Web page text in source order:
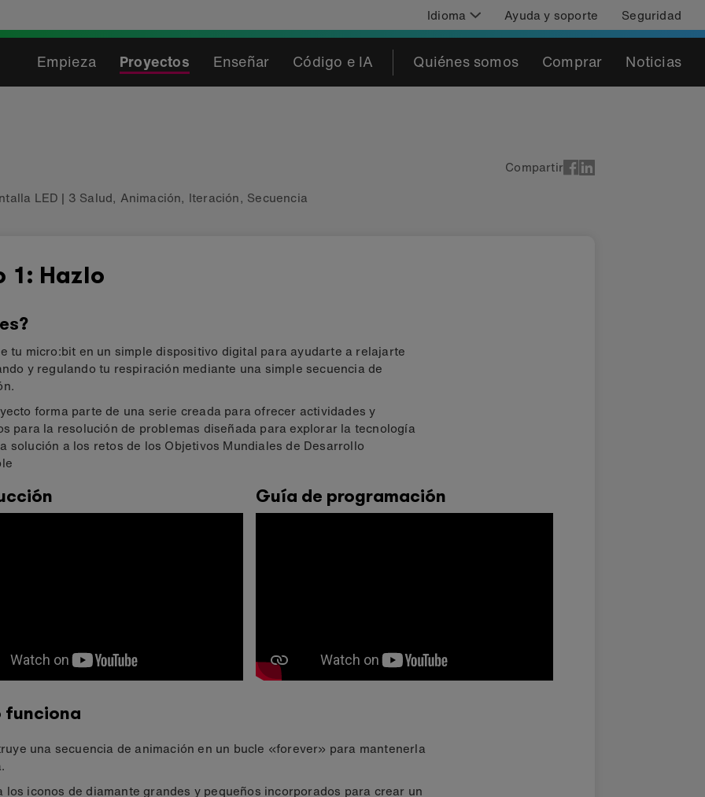
Idioma Ayuda y soporte Seguridad
Empieza Proyectos Enseñar Código e IA Quiénes somos Comprar Noticias
Compartir
LED | 3 Salud, Animación, Iteración, Secuencia
1: Hazlo
tu micro:bit en un simple dispositivo digital para ayudarte a relajarte
y regulando tu respiración mediante una simple secuencia de
forma parte de una serie creada para ofrecer actividades y
para la resolución de problemas diseñada para explorar la tecnología
solución a los retos de los Objetivos Mundiales de Desarrollo
Guía de programación
funciona
una secuencia de animación en un bucle «forever» para mantenerla
los iconos de diamante grandes y pequeños incorporados para crear un